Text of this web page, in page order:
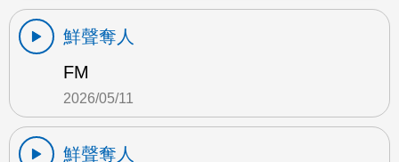
鮮聲奪人
FM
2026/05/11
鮮聲奪人